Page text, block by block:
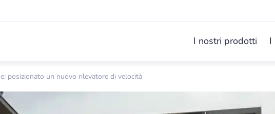
I nostri prodotti I
posizionato un nuovo rilevatore di velocità